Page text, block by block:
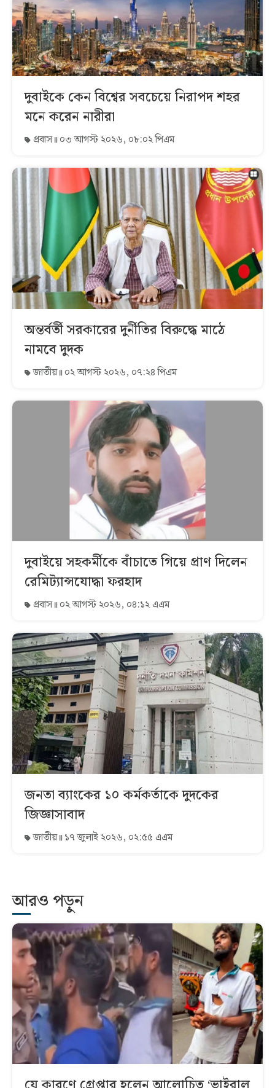
দুবাইকে কেন বিশ্বের সবচেয়ে নিরাপদ শহর
মনে করেন নারীরা
প্রবাস ০৩ আগস্ট ২০২৬, ০৮:০২ পিএম
অন্তর্বর্তী সরকারের দুর্নীতির বিরুদ্ধে মাঠে
নামবে দুদক
জাতীয় ০২ আগস্ট ২০২৬, ০৭:২৪ পিএম
দুবাইয়ে সহকর্মীকে বাঁচাতে গিয়ে প্রাণ দিলেন
রেমিট্যান্সযোদ্ধা ফরহাদ
প্রবাস ০২ আগস্ট ২০২৬, ০৪:১২ এএম
জনতা ব্যাংকের ১০ কর্মকর্তাকে দুদকের
জিজ্ঞাসাবাদ
জাতীয় ১৭ জুলাই ২০২৬, ০২:৫৫ এএম
আরও পড়ুন